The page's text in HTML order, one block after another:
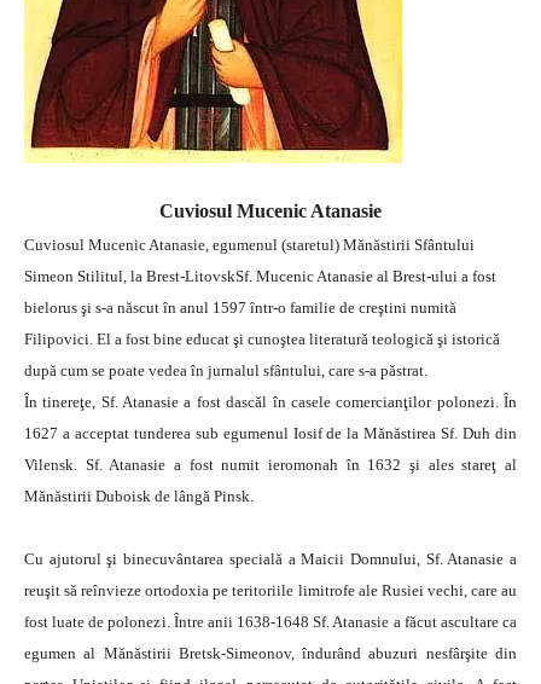
Cuviosul Mucenic Atanasie
Cuviosul Mucenic Atanasie, egumenul (staretul) Mănăstirii Sfântului
Simeon Stilitul, la Brest-LitovskSf. Mucenic Atanasie al Brest-ului a fost
bielorus şi s-a născut în anul 1597 într-o familie de creştini numită
Filipovici. El a fost bine educat şi cunoştea literatură teologică şi istorică
după cum se poate vedea în jurnalul sfântului, care s-a păstrat.
În tinereţe, Sf. Atanasie a fost dascăl în casele comercianţilor polonezi. În
1627 a acceptat tunderea sub egumenul Iosif de la Mănăstirea Sf. Duh din
Vilensk. Sf. Atanasie a fost numit ieromonah în 1632 şi ales stareţ al
Mănăstirii Duboisk de lângă Pinsk.
Cu ajutorul şi binecuvântarea specială a Maicii Domnului, Sf. Atanasie a
reuşit să reînvieze ortodoxia pe teritoriile limitrofe ale Rusiei vechi, care au
fost luate de polonezi. Între anii 1638-1648 Sf. Atanasie a făcut ascultare ca
egumen al Mănăstirii Bretsk-Simeonov, îndurând abuzuri nesfârşite din